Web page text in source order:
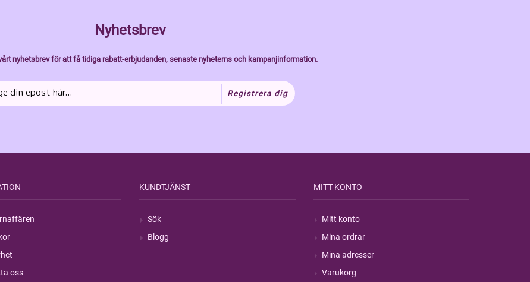
Nyhetsbrev
nyhetsbrev för att få tidiga rabatt-erbjudanden, senaste nyheterns och kampanjinformation.
Registrera dig
oss
KUNDTJÄNST
Sök
Blogg
MITT KONTO
Mitt konto
Mina ordrar
Mina adresser
Varukorg